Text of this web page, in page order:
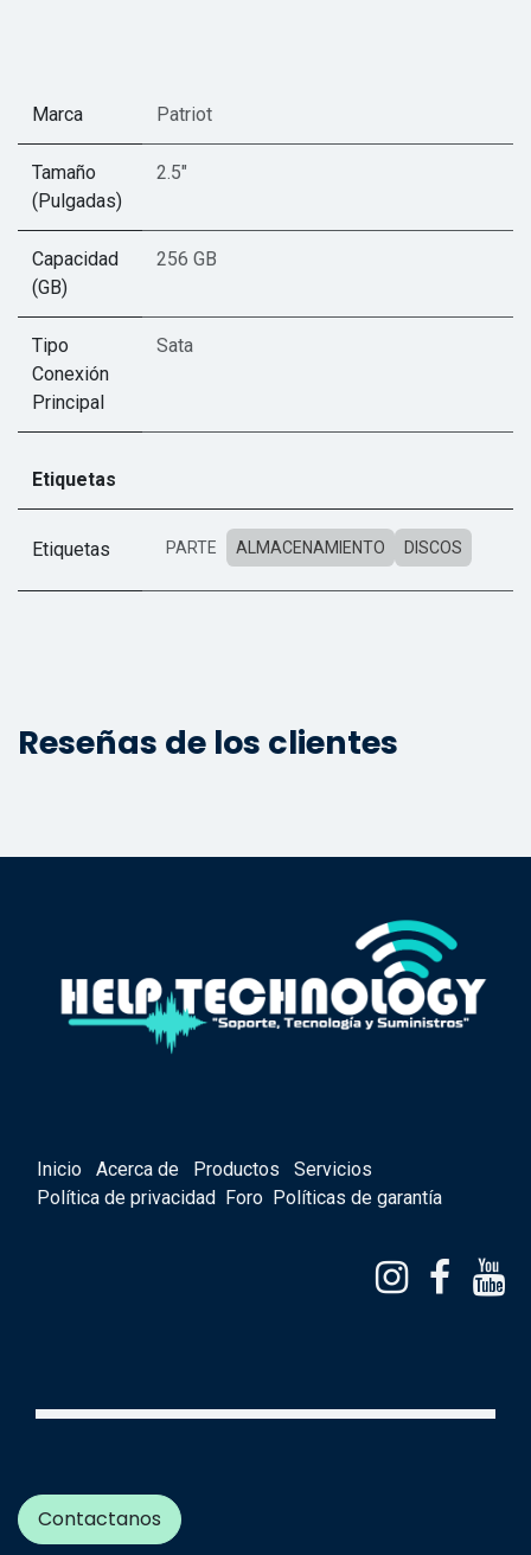
Marca Patriot
Tamaño
(Pulgadas)
2.5"
Capacidad
(GB)
256 GB
Tipo
Conexión
Principal
Sata
Etiquetas
Etiquetas PARTE ALMACENAMIENTO DISCOS
Reseñas de los clientes
Inicio Acerca de Productos
Servicios
Política de privacidad Foro Políticas de garantía
Contactanos